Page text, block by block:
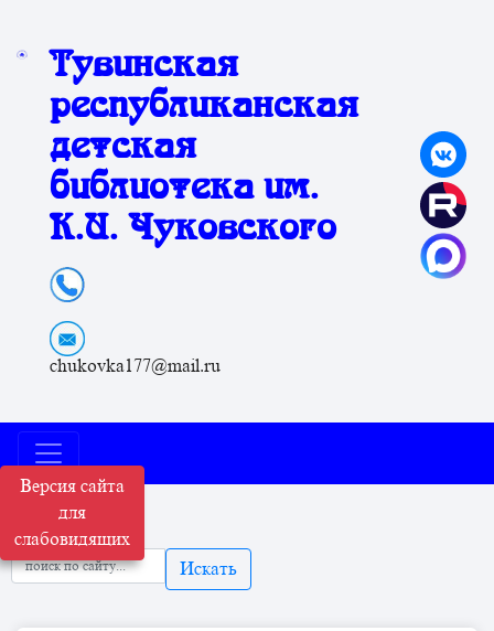
Версия сайта
для
слабовидящих
Тувинская
республиканская
детская
библиотека им.
К.И. Чуковского
chukovka177@mail.ru
Искать